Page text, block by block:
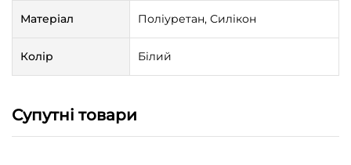
Матеріал Поліуретан, Силікон
Колір Білий
Супутні товари